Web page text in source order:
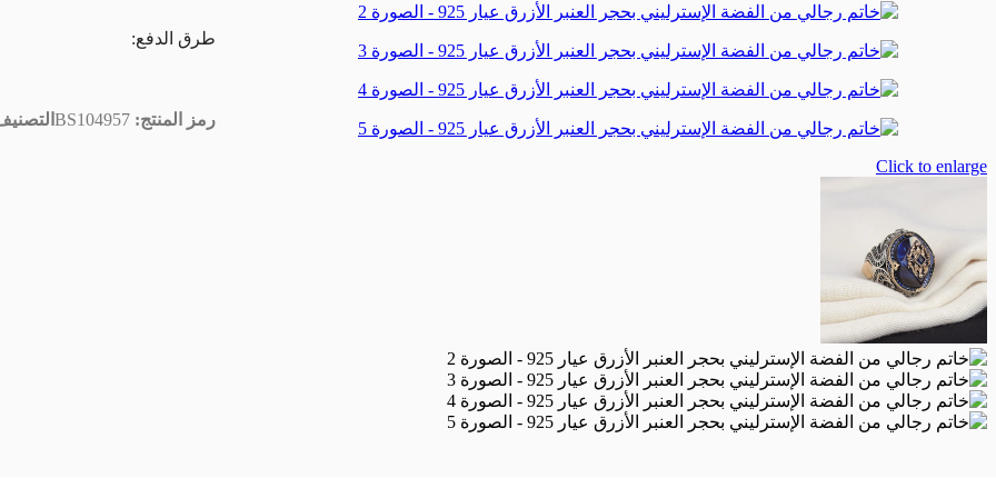
Click to enlarge
طرق الدفع:
رمز المنتج: BS104957